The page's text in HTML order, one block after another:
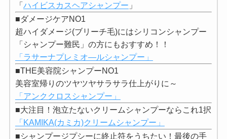
「 ハイビスカスヘアシャンプー 」
■ダメージケアNO1
超ハイダメージ(ブリーチ毛)にはシリコンシャンプー
「シャンプー難民」の方にもおすすめ！！
「ラサーナプレミオ―ルシャンプー」
■THE美容院シャンプーNO1
美容室帰りのツヤツヤサラサラ仕上がりに～
「アンククロスシャンプー」
■大注目！泡立たないクリームシャンプーならこれ1択
「KAMIKA(カミカ)クリームシャンプー」
■シャンプージプシーに終止符をうちたい！最後の手